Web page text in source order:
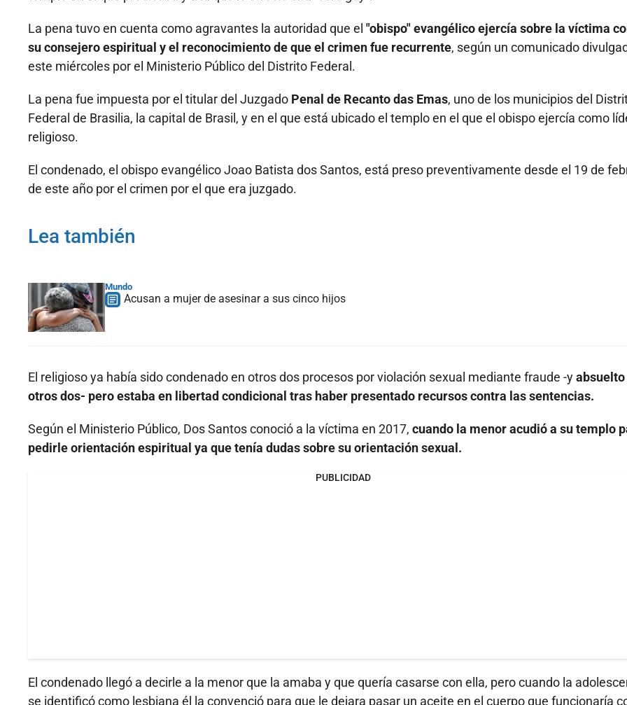
La pena tuvo en cuenta como agravantes la autoridad que el "obispo" evangélico ejercía sobre la víctima
su consejero espiritual y el reconocimiento de que el crimen fue recurrente, según un comunicado
este miércoles por el Ministerio Público del Distrito Federal.
La pena fue impuesta por el titular del Juzgado Penal de Recanto das Emas, uno de los municipios del
Federal de Brasilia, la capital de Brasil, y en el que está ubicado el templo en el que el obispo ejercía como
religioso.
El condenado, el obispo evangélico Joao Batista dos Santos, está preso preventivamente desde el 19 de
de este año por el crimen por el que era juzgado.
Lea también
Mundo
Acusan a mujer de asesinar a sus cinco hijos
El religioso ya había sido condenado en otros dos procesos por violación sexual mediante fraude -yabsuelto
otros dos- pero estaba en libertad condicional tras haber presentado recursos contra las sentencias.
Según el Ministerio Público, Dos Santos conoció a la víctima en 2017, cuando la menor acudió a su templo
pedirle orientación espiritual ya que tenía dudas sobre su orientación sexual.
PUBLICIDAD
El condenado llegó a decirle a la menor que la amaba y que quería casarse con ella, pero cuando la
se identificó como lesbiana él la convenció para que le dejara pasar un aceite en el cuerpo que funcionaría